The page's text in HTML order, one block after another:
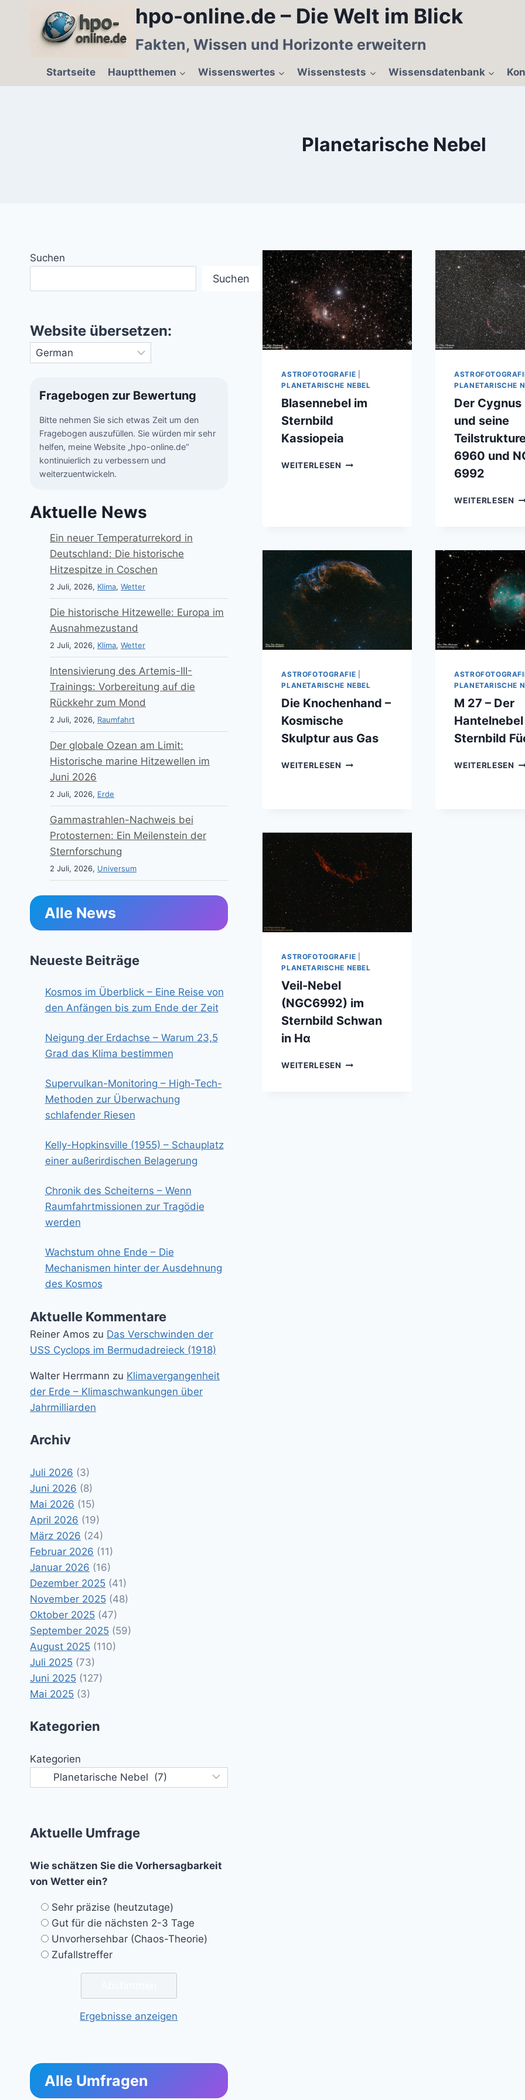
hpo-online.de – Die Welt im Blick
Fakten, Wissen und Horizonte erweitern
Startseite Hauptthemen Wissenswertes Wissenstests Wissensdatenbank
Planetarische Nebel
ASTROFOTOGRAFIE
PLANETARISCHE NEBEL
Blasennebel im
Sternbild
Kassiopeia
WEITERLESEN BLASENNEBEL
PLANETARISCHE
Der Cygnus
und seine
6960 und
6992
WEITERLESEN
ASTROFOTOGRAFIE
PLANETARISCHE NEBEL
Die Knochenhand –
Kosmische
Skulptur aus Gas
WEITERLESEN DIE
GAS
PLANETARISCHE
M 27 – Der
Hantelnebel
Sternbild
WEITERLESEN
ASTROFOTOGRAFIE
PLANETARISCHE NEBEL
Veil-Nebel
(NGC6992) im
Sternbild Schwan
in Hα
WEITERLESEN VEIL-
Suchen
Suchen
Website übersetzen:
Fragebogen zur Bewertung
Bitte nehmen Sie sich etwas Zeit um den
Fragebogen auszufüllen. Sie würden mir sehr
helfen, meine Website „hpo-online.de“
kontinuierlich zu verbessern und
weiterzuentwickeln.
Aktuelle News
Ein neuer Temperaturrekord in
Deutschland: Die historische
Hitzespitze in Coschen
2 Juli, 2026, Klima, Wetter
Die historische Hitzewelle: Europa im
Ausnahmezustand
2 Juli, 2026, Klima, Wetter
Intensivierung des Artemis-III-
Trainings: Vorbereitung auf die
Rückkehr zum Mond
2 Juli, 2026, Raumfahrt
Der globale Ozean am Limit:
Historische marine Hitzewellen im
Juni 2026
2 Juli, 2026, Erde
Gammastrahlen-Nachweis bei
Protosternen: Ein Meilenstein der
Sternforschung
2 Juli, 2026, Universum
Alle News
Neueste Beiträge
Kosmos im Überblick – Eine Reise von
den Anfängen bis zum Ende der Zeit
Neigung der Erdachse – Warum 23,5
Grad das Klima bestimmen
Supervulkan-Monitoring – High-Tech-
Methoden zur Überwachung
schlafender Riesen
Kelly-Hopkinsville (1955) – Schauplatz
einer außerirdischen Belagerung
Chronik des Scheiterns – Wenn
Raumfahrtmissionen zur Tragödie
werden
Wachstum ohne Ende – Die
Mechanismen hinter der Ausdehnung
des Kosmos
Aktuelle Kommentare
Reiner Amos zu Das Verschwinden der
USS Cyclops im Bermudadreieck (1918)
Walter Herrmann zu Klimavergangenheit
der Erde – Klimaschwankungen über
Jahrmilliarden
Archiv
Juli 2026 (3)
Juni 2026 (8)
Mai 2026 (15)
April 2026 (19)
März 2026 (24)
Februar 2026 (11)
Januar 2026 (16)
Dezember 2025 (41)
November 2025 (48)
Oktober 2025 (47)
September 2025 (59)
August 2025 (110)
Juli 2025 (73)
Juni 2025 (127)
Mai 2025 (3)
Kategorien
Kategorien
Aktuelle Umfrage
Wie schätzen Sie die Vorhersagbarkeit
von Wetter ein?
Sehr präzise (heutzutage)
Gut für die nächsten 2-3 Tage
Unvorhersehbar (Chaos-Theorie)
Zufallstreffer
Ergebnisse anzeigen
Alle Umfragen